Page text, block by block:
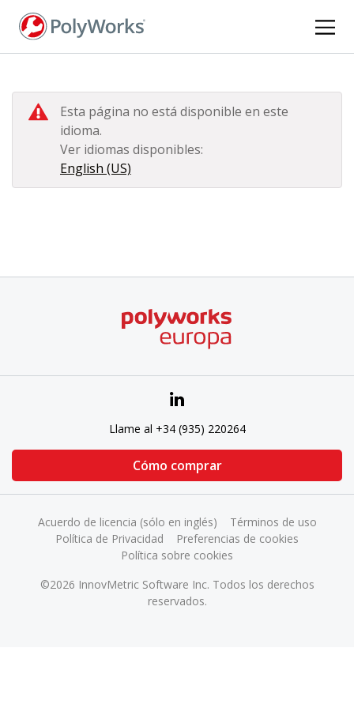
Pasar
Esta página no está disponible en este
idioma.
Ver idiomas disponibles:
English (US)
Llame al +34 (935) 220264
Cómo comprar
©2026 InnovMetric Software Inc. Todos los derechos
reservados.
Acuerdo de licencia (sólo en inglés)
Términos de uso
Política de Privacidad
Preferencias de cookies
Política sobre cookies